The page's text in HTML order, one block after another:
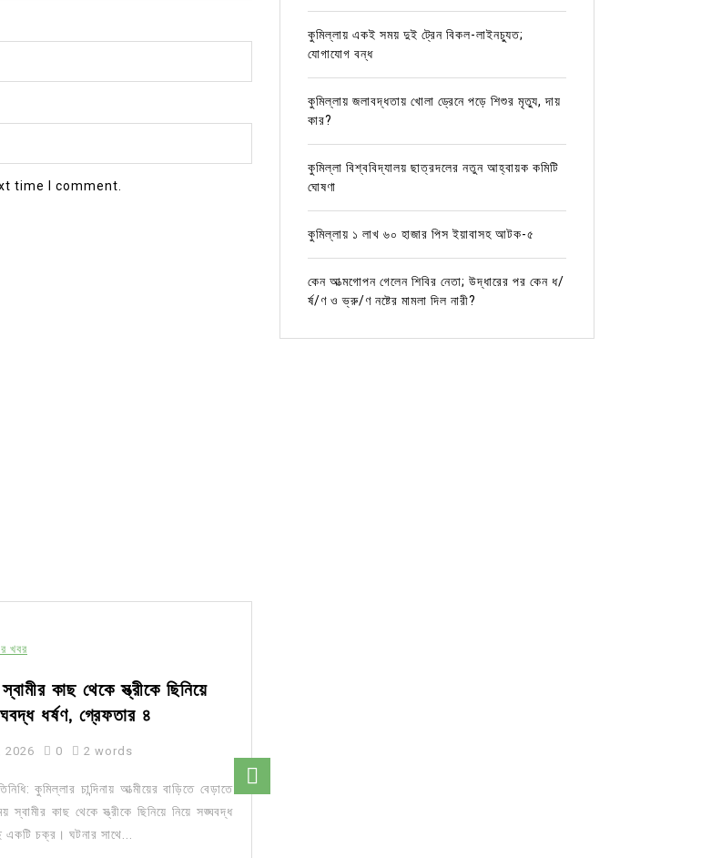
time I comment.
খবর
স্বামীর কাছ থেকে স্ত্রীকে ছিনিয়ে
ধর্ষণ, গ্রেফতার ৪
2026 0 2 words
কুমিল্লার চান্দিনায় আত্মীয়ের বাড়িতে বেড়াতে
স্বামীর কাছ থেকে স্ত্রীকে ছিনিয়ে নিয়ে সঙ্ঘবদ্ধ
একটি চক্র। ঘটনার সাথে...
কুমিল্লায় একই সময় দুই ট্রেন বিকল-লাইনচ্যুত;
যোগাযোগ বন্ধ
কুমিল্লায় জলাবদ্ধতায় খোলা ড্রেনে পড়ে শিশুর মৃত্যু, দায়
কার?
কুমিল্লা বিশ্ববিদ্যালয় ছাত্রদলের নতুন আহ্বায়ক কমিটি
ঘোষণা
কুমিল্লায় ১ লাখ ৬০ হাজার পিস ইয়াবাসহ আটক-৫
কেন আত্মগোপন গেলেন শিবির নেতা; উদ্ধারের পর কেন ধ/
র্ষ/ণ ও ভ্রু/ণ নষ্টের মামলা দিল নারী?